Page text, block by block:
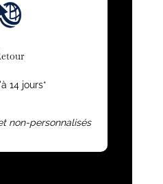
14 jours*
non-personnalisés